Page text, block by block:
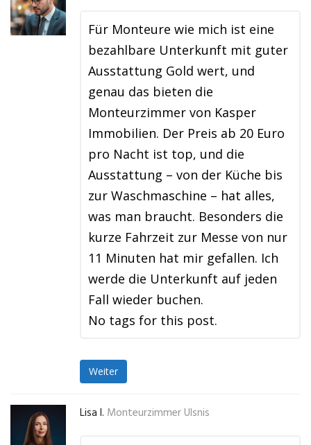
Für Monteure wie mich ist eine
bezahlbare Unterkunft mit guter
Ausstattung Gold wert, und
genau das bieten die
Monteurzimmer von Kasper
Immobilien. Der Preis ab 20 Euro
pro Nacht ist top, und die
Ausstattung – von der Küche bis
zur Waschmaschine – hat alles,
was man braucht. Besonders die
kurze Fahrzeit zur Messe von nur
11 Minuten hat mir gefallen. Ich
werde die Unterkunft auf jeden
Fall wieder buchen.
No tags for this post.
Weiter
Lisa I. Monteurzimmer Ulsnis